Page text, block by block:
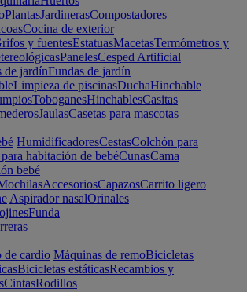
PlantasJardinerasCompostadores
Cocina de exterior
y fuentesEstatuasMacetasTermómetros y
PanelesCesped Artificial
de jardínFundas de jardín
Limpieza de piscinasDuchaHinchable
ToboganesHinchablesCasitas
JaulasCasetas para mascotas
HumidificadoresCestasColchón para
habitación de bebéCunasCama
bebé
AccesoriosCapazosCarrito ligero
Aspirador nasalOrinales
Funda
de cardio Máquinas de remoBicicletas
Bicicletas estáticasRecambios y
CintasRodillos